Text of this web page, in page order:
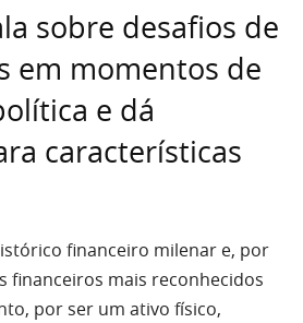
sobre desafios de
em momentos de
e dá
características
financeiro milenar e, por
financeiros mais reconhecidos
por ser um ativo físico,